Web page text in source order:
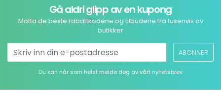
Gå aldri glipp av en kupong
Motta de beste rabattkodene og tilbudene fra tusenvis av
butikker
ABONNER
Du kan når som helst melde deg av vårt nyhetsbrev